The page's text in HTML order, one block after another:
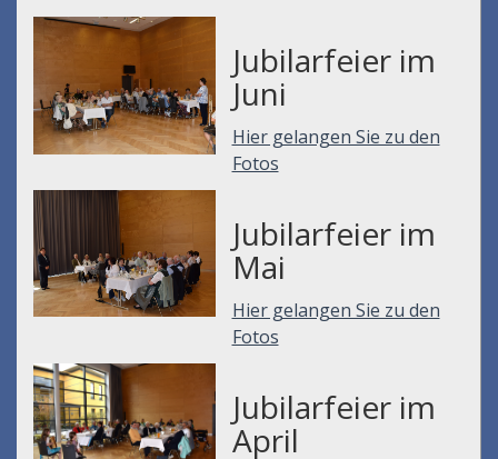
Jubilarfeier im
Juni
Hier gelangen Sie zu den
Fotos
Jubilarfeier im
Mai
Hier gelangen Sie zu den
Fotos
Jubilarfeier im
April